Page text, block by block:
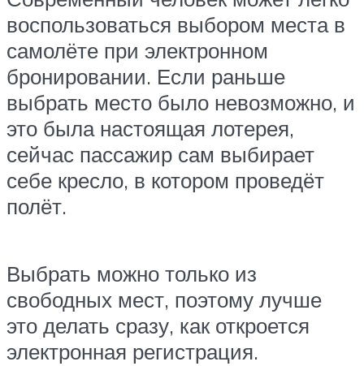
воспользоваться выбором места в
самолёте при электронном
бронировании. Если раньше
выбрать место было невозможно, и
это была настоящая лотерея,
сейчас пассажир сам выбирает
себе кресло, в котором проведёт
полёт.
Выбрать можно только из
свободных мест, поэтому лучше
это делать сразу, как откроется
электронная регистрация.